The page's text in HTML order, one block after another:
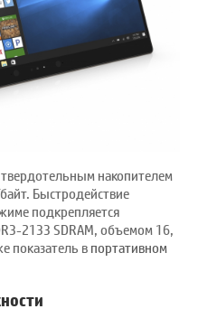
накопителем
Быстродействие
подкрепляется
2133 SDRAM, объемом 16,
показатель в портативном